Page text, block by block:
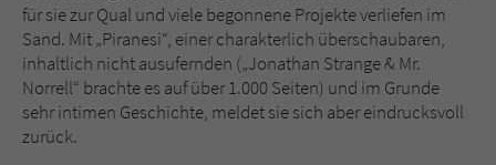
für sie zur Qual und viele begonnene Projekte verliefen im
Sand. Mit „Piranesi“, einer charakterlich überschaubaren,
inhaltlich nicht ausufernden („Jonathan Strange & Mr.
Norrell“ brachte es auf über 1.000 Seiten) und im Grunde
sehr intimen Geschichte, meldet sie sich aber eindrucksvoll
zurück.